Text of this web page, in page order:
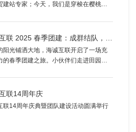
建站专家；今天，我们是穿梭在樱桃林
樱桃园团建活动。
阳光铺洒大地，海诚互联开启了一场充
的春季团建之旅。小伙伴们走进田园，
联14周年庆
联14周年庆典暨团队建设活动圆满举行